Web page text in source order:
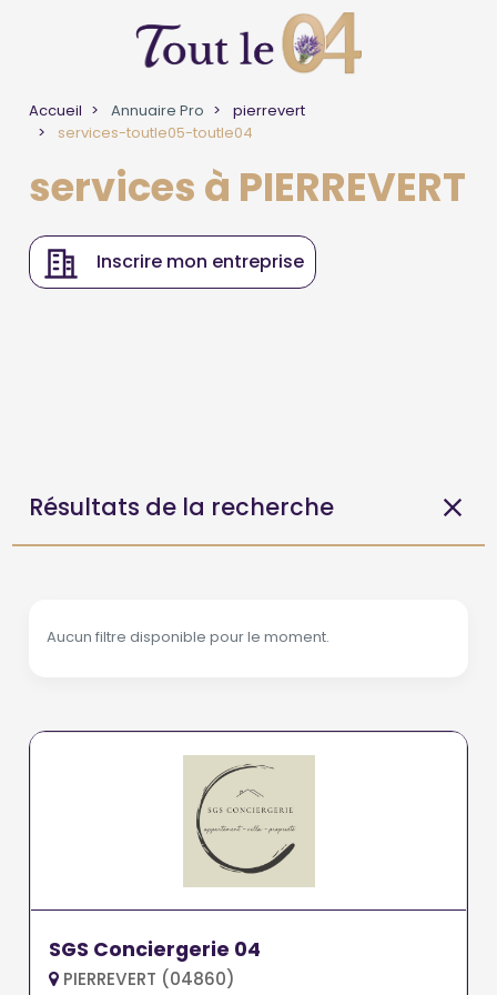
Accueil Annuaire Pro
pierrevert
services-toutle05-toutle04
services à PIERREVERT
Inscrire mon entreprise
Résultats de la recherche
Aucun filtre disponible pour le moment.
SGS Conciergerie 04
PIERREVERT (04860)